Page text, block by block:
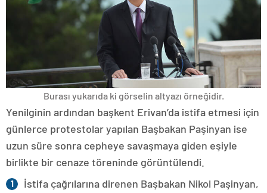
Burası yukarıda ki görselin altyazı örneğidir.
Yenilginin ardından başkent Erivan’da istifa etmesi için
günlerce protestolar yapılan Başbakan Paşinyan ise
uzun süre sonra cepheye savaşmaya giden eşiyle
birlikte bir cenaze töreninde görüntülendi.
İstifa çağrılarına direnen Başbakan Nikol Paşinyan,